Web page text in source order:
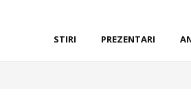
STIRI PREZENTARI